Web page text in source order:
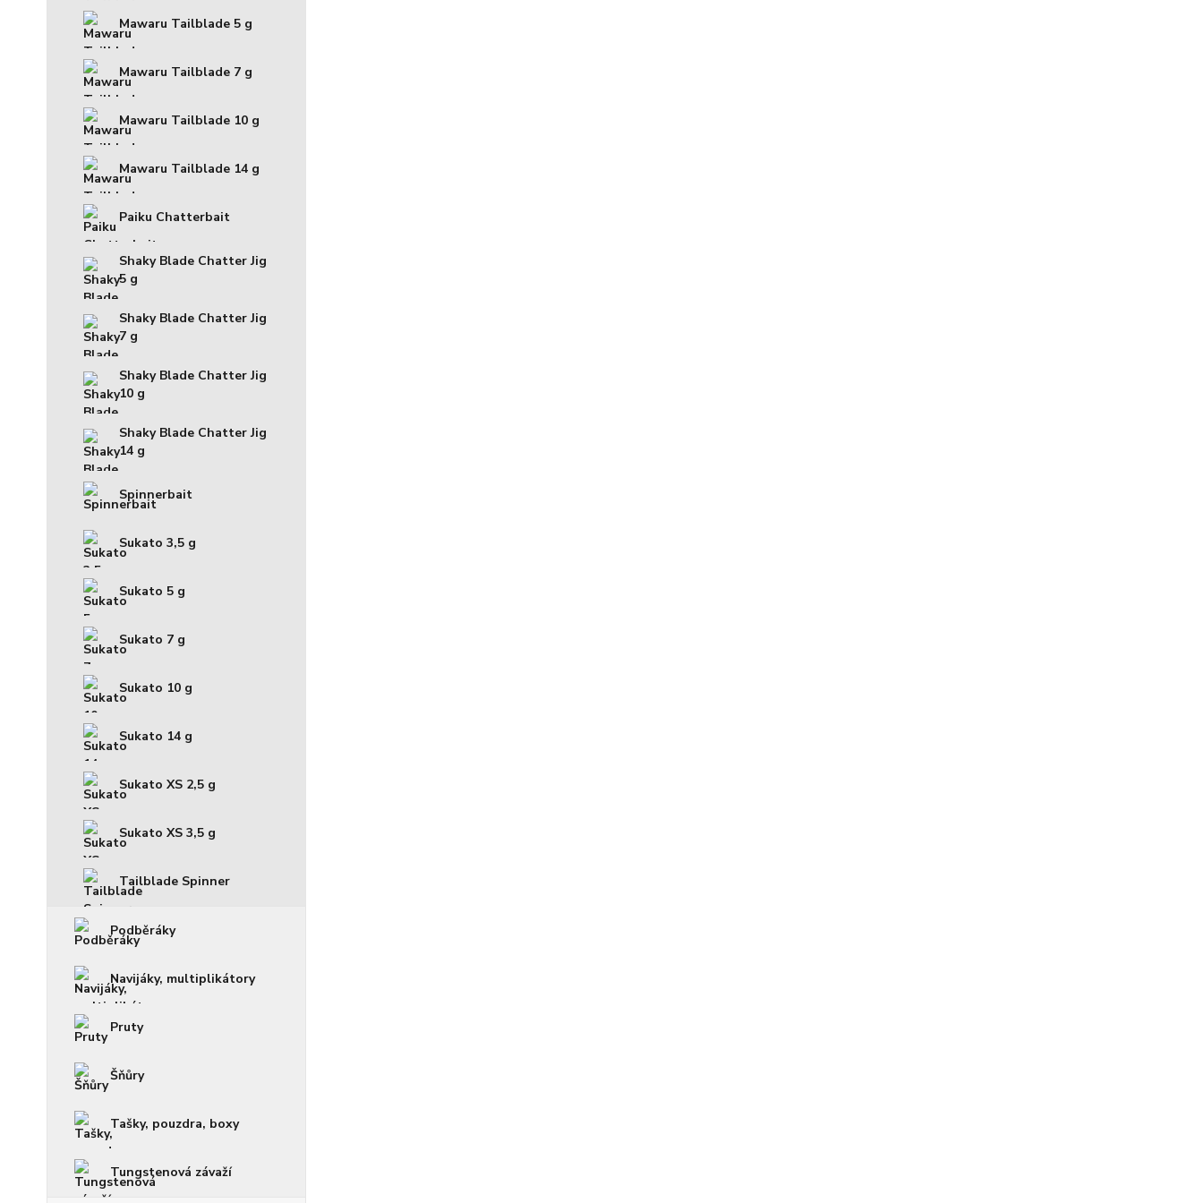
Mawaru Tailblade 5 g
Mawaru Tailblade 7 g
Mawaru Tailblade 10 g
Mawaru Tailblade 14 g
Paiku Chatterbait
Shaky Blade Chatter Jig
5 g
Shaky Blade Chatter Jig
7 g
Shaky Blade Chatter Jig
10 g
Shaky Blade Chatter Jig
14 g
Spinnerbait
Sukato 3,5 g
Sukato 5 g
Sukato 7 g
Sukato 10 g
Sukato 14 g
Sukato XS 2,5 g
Sukato XS 3,5 g
Tailblade Spinner
Podběráky
Navijáky, multiplikátory
Pruty
Šňůry
Tašky, pouzdra, boxy
Tungstenová závaží